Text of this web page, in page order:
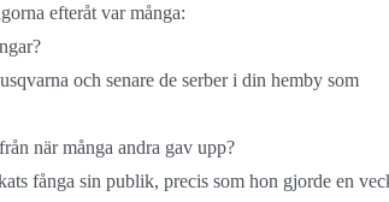
efteråt var många:
och senare de serber i din hemby som
när många andra gav upp?
fånga sin publik, precis som hon gjorde en